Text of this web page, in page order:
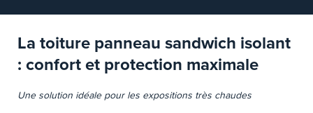
La toiture panneau sandwich isolant
: confort et protection maximale
Une solution idéale pour les expositions très chaudes